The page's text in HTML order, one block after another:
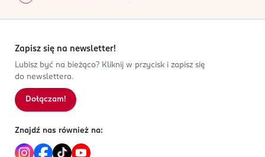
Zapisz się na newsletter!
Lubisz być na bieżąco? Kliknij w przycisk i zapisz się
do newslettera.
Dołączam!
Znajdź nas również na: